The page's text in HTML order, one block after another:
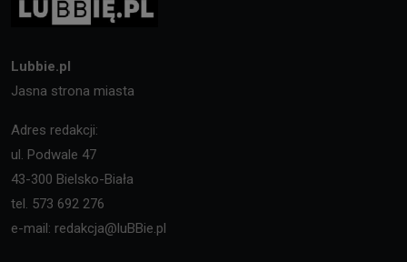
Lubbie.pl
Jasna strona miasta
Adres redakcji:
ul. Podwale 47
43-300 Bielsko-Biała
tel. 573 692 276
e-mail: redakcja@luBBie.pl